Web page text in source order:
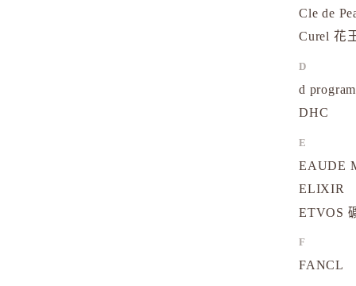
Cle de
Curel 花
D
d
DHC
E
EAUDE
ELIXIR
ETVOS
F
FANCL